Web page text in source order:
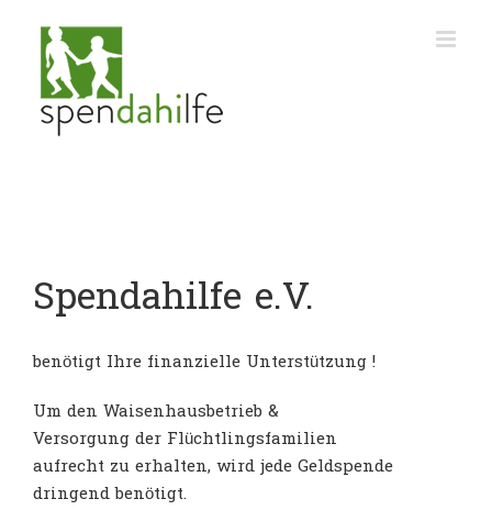
Inhalt
springen
Spendahilfe e.V.
benötigt Ihre finanzielle Unterstützung !
Um den Waisenhausbetrieb &
Versorgung der Flüchtlingsfamilien
aufrecht zu erhalten, wird jede Geldspende
dringend benötigt.